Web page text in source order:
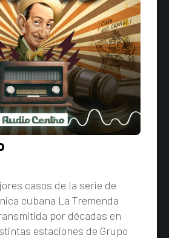
casos de la serie de
cubana La Tremenda
por décadas en
estaciones de Grupo